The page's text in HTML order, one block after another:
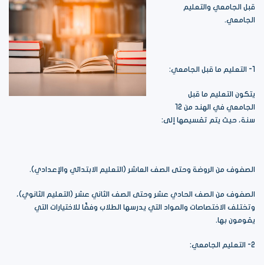
قبل الجامعي والتعليم
الجامعي.
1- التعليم ما قبل الجامعي:
يتكون التعليم ما قبل
الجامعي في الهند من 12
سنة، حيث يتم تقسيمها إلى:
الصفوف من الروضة وحتى الصف العاشر (التعليم الابتدائي والإعدادي).
الصفوف من الصف الحادي عشر وحتى الصف الثاني عشر (التعليم الثانوي)،
وتختلف الاختصاصات والمواد التي يدرسها الطلاب وفقًا للاختيارات التي
يقومون بها.
2- التعليم الجامعي: